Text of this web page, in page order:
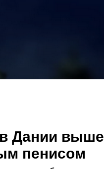
Дании
пенисом